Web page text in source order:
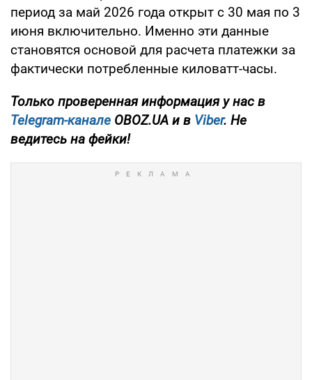
период за май 2026 года открыт с 30 мая по 3
июня включительно. Именно эти данные
становятся основой для расчета платежки за
фактически потребленные киловатт-часы.
Только проверенная информация у нас в
Telegram-канале OBOZ.UA и в Viber. Не
ведитесь на фейки!